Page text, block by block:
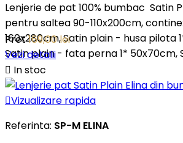
Lenjerie de pat 100% bumbac Satin
pentru saltea 90-110x200cm,
160x280cm, Satin plain - husa pilota
Satin plain - fata perna 1* 50x70cm,
Pret169,00 lei
Vezi detalii
 In stoc
Vizualizare rapida
Referinta: SP-M ELINA